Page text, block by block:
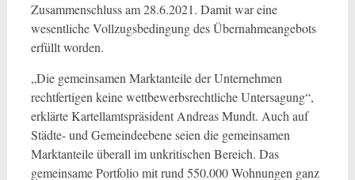
Zusammenschluss am 28.6.2021. Damit war eine
wesentliche Vollzugsbedingung des Übernahmeangebots
erfüllt worden.
„Die gemeinsamen Marktanteile der Unternehmen
rechtfertigen keine wettbewerbsrechtliche Untersagung“,
erklärte Kartellamtspräsident Andreas Mundt. Auch auf
Städte- und Gemeindeebene seien die gemeinsamen
Marktanteile überall im unkritischen Bereich. Das
gemeinsame Portfolio mit rund 550.000 Wohnungen ganz